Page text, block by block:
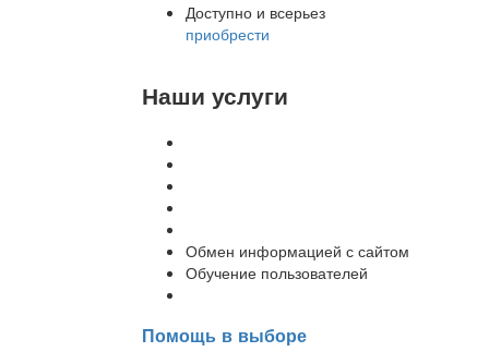
Доступно и всерьез
приобрести
Наши услуги
Обмен информацией с сайтом
Обучение пользователей
Помощь в выборе